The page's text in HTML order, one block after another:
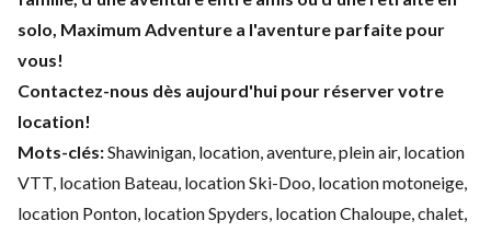
solo, Maximum Adventure a l'aventure parfaite pour
vous!
Contactez-nous dès aujourd'hui pour réserver votre
location!
Mots-clés:Shawinigan, location, aventure, plein air, location
VTT, location Bateau, location Ski-Doo, location motoneige,
location Ponton, location Spyders, location Chaloupe, chalet,